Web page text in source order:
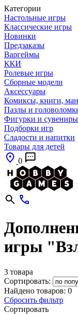
Категории
Настольные игры
Классические игры
Новинки
Предзаказы
Варгеймы
ККИ
Ролевые игры
Сборные модели
Аксессуары
Комиксы, книги,
Пазлы и
Фигурки и сувениры
Подборки игр
Сладости и напитки
Товары для детей
0
игры
3 товара
Сортировать:
Найдено товаров: 0
Сбросить фильтр
Сортировать